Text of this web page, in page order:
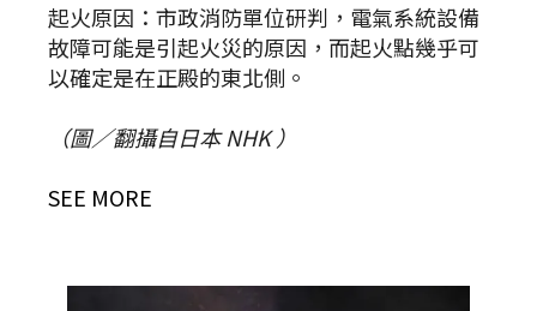
起火原因：市政消防單位研判，電氣系統設備
故障可能是引起火災的原因，而起火點幾乎可
以確定是在正殿的東北側。
（圖／翻攝自日本 NHK ）
SEE MORE